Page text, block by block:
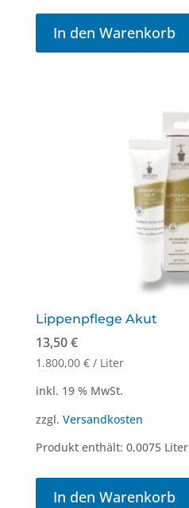
In den Warenkorb
Lippenpflege Akut
13,50€
1.800,00 €/ Liter
inkl. 19 % MwSt.
zzgl. Versandkosten
Produkt enthält: 0,0075 Liter
In den Warenkorb